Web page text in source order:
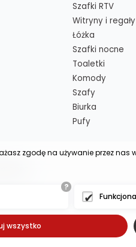
Szafki RTV
Witryny i regały
Łóżka
Szafki nocne
Toaletki
Komody
Szafy
Biurka
Pufy
zgodę na używanie przez
?
wszystko